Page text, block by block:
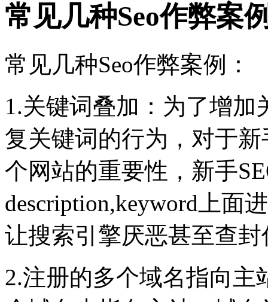
常见几种Seo作弊案
常见几种Seo作弊案例：
1.关键词叠加：为了增
复关键词的行为，对于
个网站的重要性，新手
description,keyword上面
让搜索引擎厌恶甚至查
2.注册的多个域名指向主